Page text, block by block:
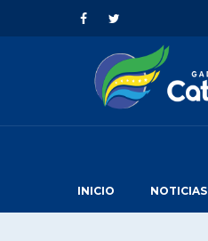
INICIO NOTICIAS